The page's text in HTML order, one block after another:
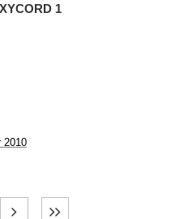
1
2010